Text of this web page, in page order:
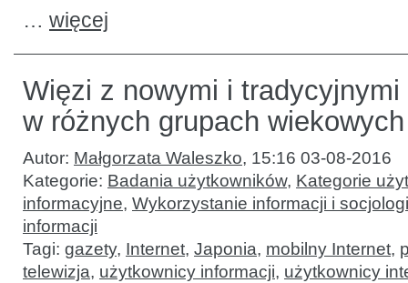
… więcej
Więzi z nowymi i tradycyjnymi
w różnych grupach wiekowych
Autor: Małgorzata Waleszko, 15:16 03-08-2016
Kategorie: Badania użytkowników, Kategorie
informacyjne, Wykorzystanie informacji i
informacji
Tagi: gazety, Internet, Japonia, mobilny Internet,
telewizja, użytkownicy informacji, użytkownicy